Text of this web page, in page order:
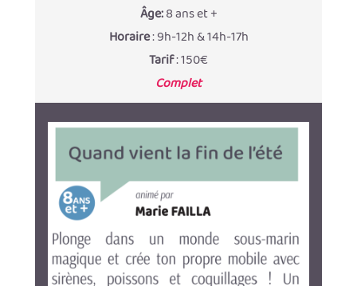
Âge:8 ans et +
Horaire: 9h-12h & 14h-17h
Tarif: 150€
Complet